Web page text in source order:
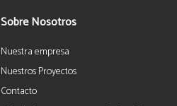
Sobre Nosotros
Nuestra empresa
Nuestros Proyectos
Contacto